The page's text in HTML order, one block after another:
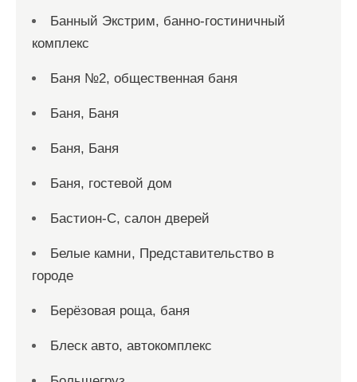
Банный Экстрим, банно-гостиничный
комплекс
Баня №2, общественная баня
Баня, Баня
Баня, Баня
Баня, гостевой дом
Бастион-С, салон дверей
Белые камни, Представительство в
городе
Берёзовая роща, баня
Блеск авто, автокомплекс